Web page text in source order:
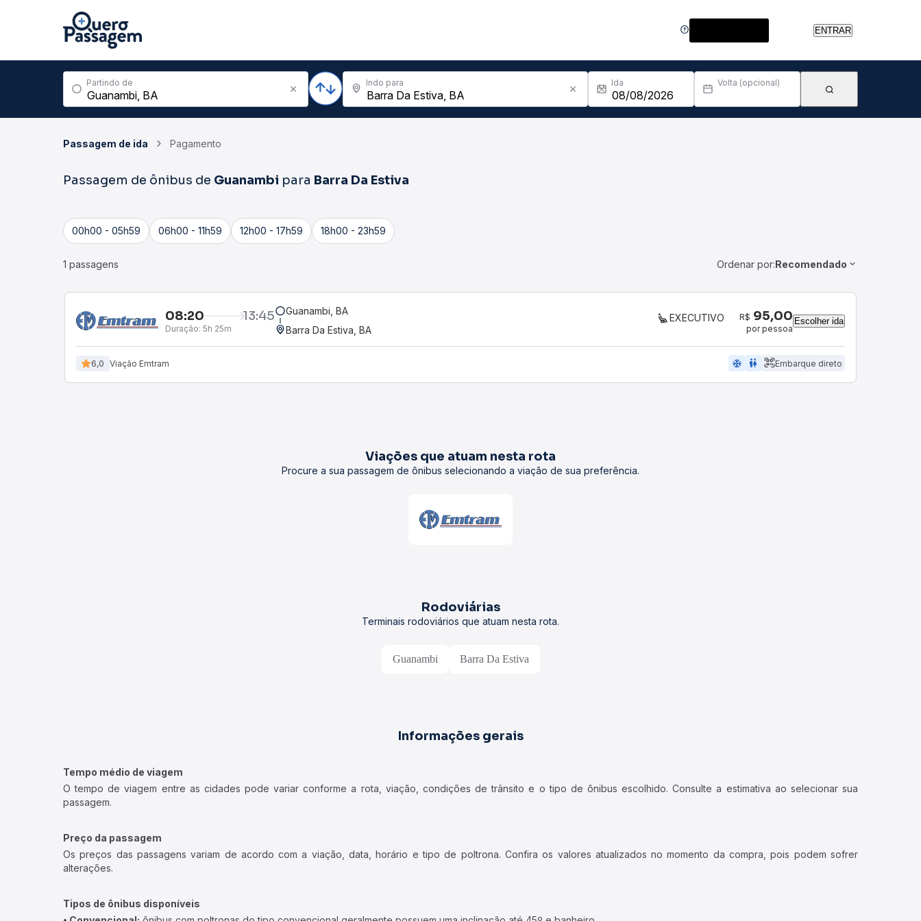
ENTRAR
Partindo de Indo para Ida Volta (opcional)
Passagem de ida Pagamento
Passagem de ônibus de Guanambi para Barra Da Estiva
00h00 - 05h59 06h00 - 11h59 12h00 - 17h59 18h00 - 23h59
1 passagens Ordenar por:Recomendado
08:20 13:45
Duração: 5h 25m
Guanambi, BA
Barra Da Estiva, BA
EXECUTIVO R$ 95,00
por pessoa
Escolher ida
6,0 Viação Emtram ac_unit wc Embarque direto
Viações que atuam nesta rota
Procure a sua passagem de ônibus selecionando a viação de sua preferência.
Rodoviárias
Terminais rodoviários que atuam nesta rota.
Guanambi Barra Da Estiva
Informações gerais
Tempo médio de viagem
O tempo de viagem entre as cidades pode variar conforme a rota, viação, condições de trânsito e o tipo de ônibus escolhido. Consulte a estimativa ao selecionar sua
passagem.
Preço da passagem
Os preços das passagens variam de acordo com a viação, data, horário e tipo de poltrona. Confira os valores atualizados no momento da compra, pois podem sofrer
alterações.
Tipos de ônibus disponíveis